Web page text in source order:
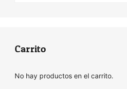
Carrito
No hay productos en el carrito.